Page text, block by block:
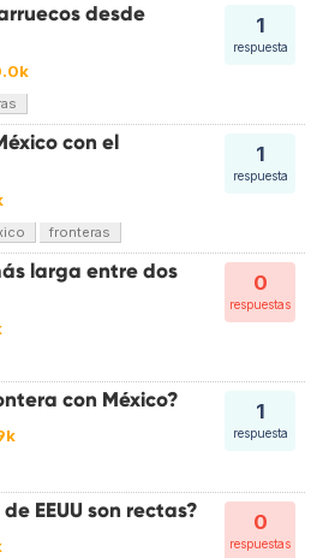
1
respuesta
desde
1
respuesta
con el
fronteras
0
respuestas
larga entre dos
1
respuesta
con México?
0
respuestas
EEUU son rectas?